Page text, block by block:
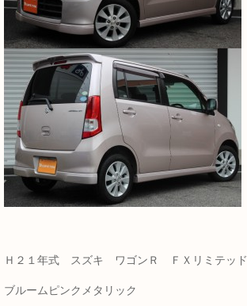
Ｈ２１年式 スズキ ワゴンＲ ＦＸリミテッド
ブルームピンクメタリック